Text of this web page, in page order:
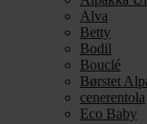
Alva
Betty
Bodil
Bouclé
Børstet
cenerentola
Eco Baby